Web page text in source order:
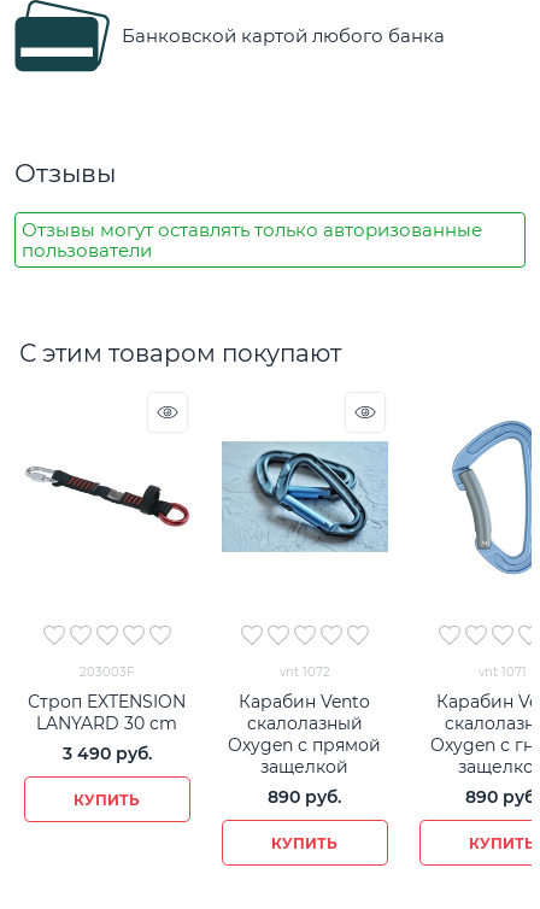
Банковской картой любого банка
Отзывы
Отзывы могут оставлять только авторизованные
пользователи
С этим товаром покупают
203003F
Строп EXTENSION
LANYARD 30 cm
3 490 руб.
КУПИТЬ
vnt 1072
Карабин Vento
cкалолазный
Oxygen с прямой
защелкой
890 руб.
КУПИТЬ
vnt 1071
Карабин
Oxygen с
890 руб.
КУПИТЬ